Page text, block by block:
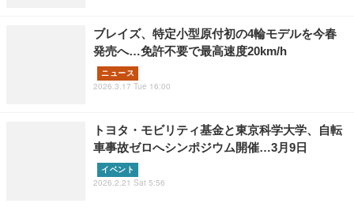
ブレイズ、特定小型原付初の4輪モデルを今春
発売へ…免許不要で最高速度20km/h
ニュース
2026.3.17 Tue 16:00
トヨタ・モビリティ基金と東京科学大学、自転
車事故ゼロへシンポジウム開催…3月9日
イベント
2026.2.21 Sat 5:56